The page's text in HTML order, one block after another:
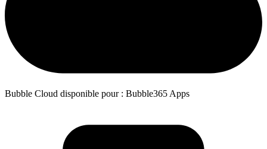
Bubble Cloud disponible pour : Bubble365 Apps